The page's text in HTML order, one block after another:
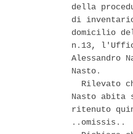
della
di
domicilio
n.13,
Alessandro
Nasto.
Rilevato
Nasto
ritenuto
..omissis..